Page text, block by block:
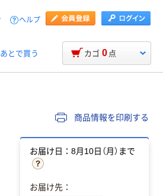
ヘルプ
あとで買う カゴ 0 点
商品情報を印刷する
お届け日：8月10日（月）まで
お届け先：